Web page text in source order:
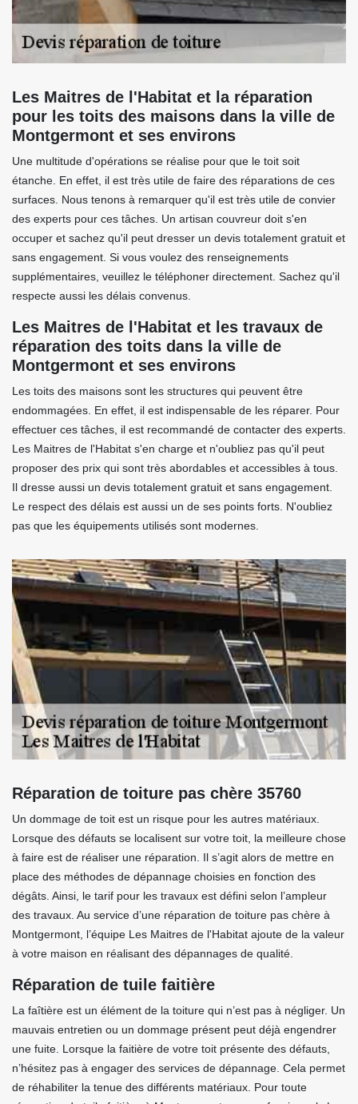
Les Maitres de l'Habitat et la réparation
pour les toits des maisons dans la ville de
Montgermont et ses environs
Une multitude d'opérations se réalise pour que le toit soit
étanche. En effet, il est très utile de faire des réparations de ces
surfaces. Nous tenons à remarquer qu'il est très utile de convier
des experts pour ces tâches. Un artisan couvreur doit s'en
occuper et sachez qu'il peut dresser un devis totalement gratuit et
sans engagement. Si vous voulez des renseignements
supplémentaires, veuillez le téléphoner directement. Sachez qu'il
respecte aussi les délais convenus.
Les Maitres de l'Habitat et les travaux de
réparation des toits dans la ville de
Montgermont et ses environs
Les toits des maisons sont les structures qui peuvent être
endommagées. En effet, il est indispensable de les réparer. Pour
effectuer ces tâches, il est recommandé de contacter des experts.
Les Maitres de l'Habitat s'en charge et n'oubliez pas qu'il peut
proposer des prix qui sont très abordables et accessibles à tous.
Il dresse aussi un devis totalement gratuit et sans engagement.
Le respect des délais est aussi un de ses points forts. N'oubliez
pas que les équipements utilisés sont modernes.
Réparation de toiture pas chère 35760
Un dommage de toit est un risque pour les autres matériaux.
Lorsque des défauts se localisent sur votre toit, la meilleure chose
à faire est de réaliser une réparation. Il s’agit alors de mettre en
place des méthodes de dépannage choisies en fonction des
dégâts. Ainsi, le tarif pour les travaux est défini selon l’ampleur
des travaux. Au service d’une réparation de toiture pas chère à
Montgermont, l’équipe Les Maitres de l'Habitat ajoute de la valeur
à votre maison en réalisant des dépannages de qualité.
Réparation de tuile faitière
La faîtière est un élément de la toiture qui n’est pas à négliger. Un
mauvais entretien ou un dommage présent peut déjà engendrer
une fuite. Lorsque la faitière de votre toit présente des défauts,
n’hésitez pas à engager des services de dépannage. Cela permet
de réhabiliter la tenue des différents matériaux. Pour toute